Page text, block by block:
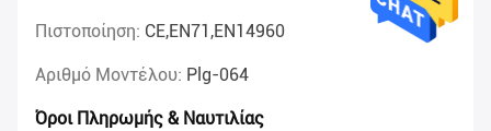
Πιστοποίηση: CE,EN71,EN14960
Αριθμό Μοντέλου: Plg-064
Όροι Πληρωμής & Ναυτιλίας